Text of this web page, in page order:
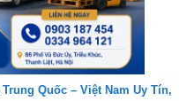
Quốc – Việt Nam Uy Tín,